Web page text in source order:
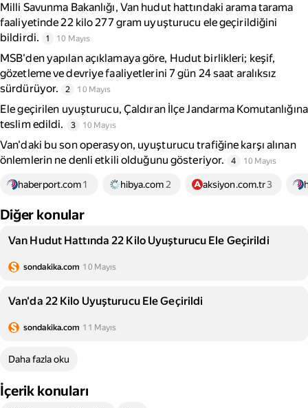
Milli Savunma Bakanlığı, Van hudut hattındaki arama tarama
faaliyetinde 22 kilo 277 gram uyuşturucu ele geçirildiğini
bildirdi.
1 10 Mayıs
MSB'den yapılan açıklamaya göre, Hudut birlikleri; keşif,
gözetleme ve devriye faaliyetlerini 7 gün 24 saat aralıksız
sürdürüyor.
2 10 Mayıs
Ele geçirilen uyuşturucu, Çaldıran İlçe Jandarma Komutanlığına
teslim edildi.
3 10 Mayıs
Van'daki bu son operasyon, uyuşturucu trafiğine karşı alınan
önlemlerin ne denli etkili olduğunu gösteriyor.
4 10 Mayıs
haberport.com1 hibya.com 2 aksiyon.com.tr3
Diğer konular
Van Hudut Hattında 22 Kilo Uyuşturucu Ele Geçirildi
sondakika.com 10 Mayıs
Van'da 22 Kilo Uyuşturucu Ele Geçirildi
sondakika.com 11 Mayıs
Daha fazla oku
İçerik konuları